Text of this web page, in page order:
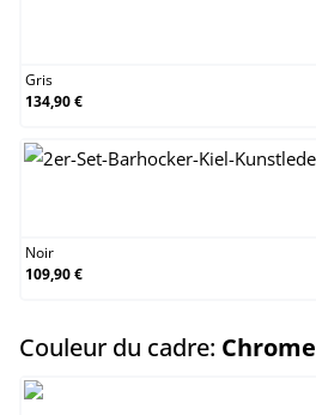
Gris
134,90 €
Noir
109,90 €
Couleur du cadre: Chrome